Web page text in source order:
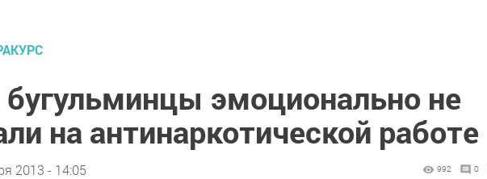
эмоционально не
на антинаркотической работе
2013 - 14:05 992 0